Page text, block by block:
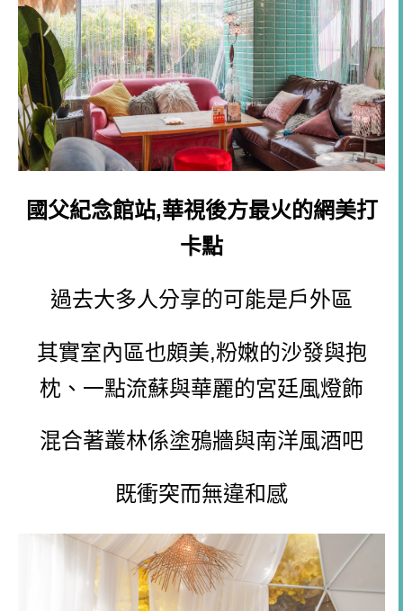
國父紀念館站,華視後方最火的網美打
卡點
過去大多人分享的可能是戶外區
其實室內區也頗美,粉嫩的沙發與抱
枕、一點流蘇與華麗的宮廷風燈飾
混合著叢林係塗鴉牆與南洋風酒吧
既衝突而無違和感